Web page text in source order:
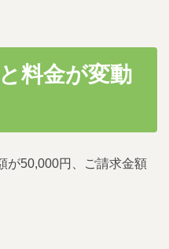
料金が変動
が50,000円、ご請求金額